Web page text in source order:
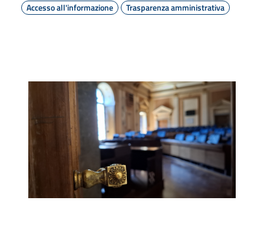
Accesso all'informazione
Trasparenza amministrativa